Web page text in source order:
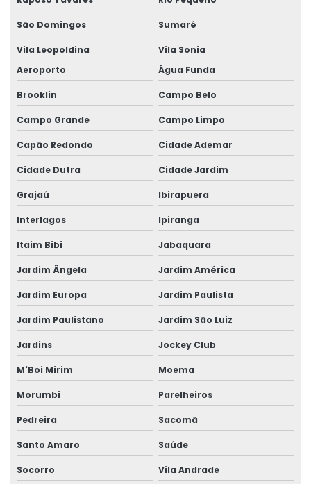
Aluguel de gerador trifásico
Aluguel de gerador trifásico em salvador
Aluguel de geradores de energia telefone
Aluguel de geradores para eventos
Aluguel de geradores para eventos valores
Aluguel de um gerador
área de locação de geradores
Cabo elétrico de 16 mm
Cabo elétrico de 16mm
Cabo eletrico de 2 5mm
Cabo elétrico de 25 mm
Cabo elétrico 35mm
Cabo elétrico de 4 mm
Cabo elétrico para iluminação
Empresa de aluguel de gerador
Empresa de aluguel de gerador em camaçari
São Domingos Sumaré
Vila Leopoldina
Vila Sonia
Aeroporto
Água Funda
Brooklin Campo Belo
Campo Grande Campo Limpo
Capão Redondo Cidade Ademar
Cidade Dutra Cidade Jardim
Grajaú Ibirapuera
Interlagos Ipiranga
Itaim Bibi Jabaquara
Jardim Ângela Jardim América
Jardim Europa Jardim Paulista
Jardim Paulistano Jardim São Luiz
Jardins Jockey Club
M'Boi Mirim Moema
Morumbi Parelheiros
Pedreira Sacomã
Santo Amaro Saúde
Socorro Vila Andrade